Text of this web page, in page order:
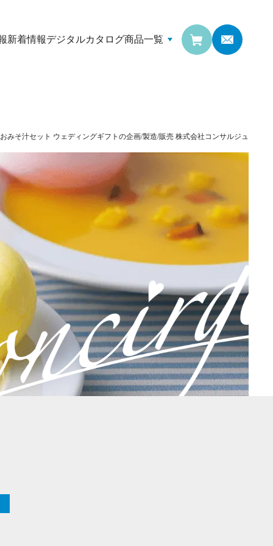
みそ汁セット ウェディングギフトの企画/製造/販売 株式会社コンサルジュ
新着情報デジタルカタログ商品一覧